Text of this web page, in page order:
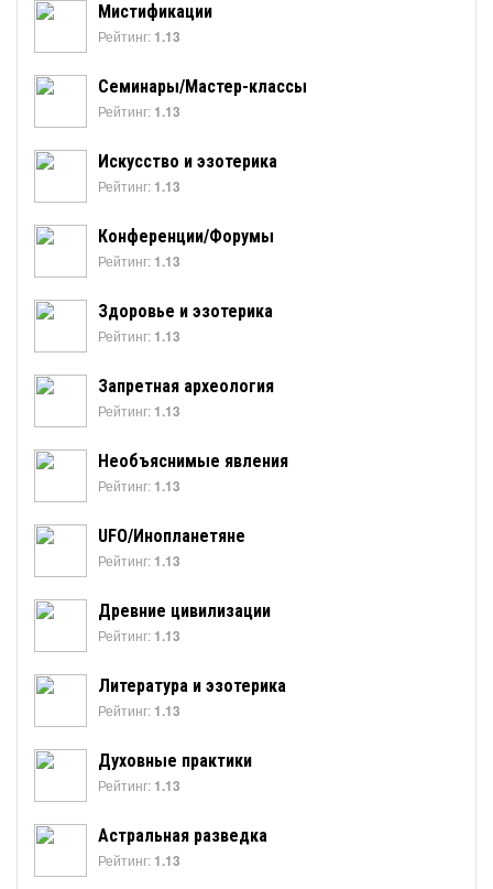
Мистификации
Рейтинг: 1.13
Семинары/Мастер-классы
Рейтинг: 1.13
Искусство и эзотерика
Рейтинг: 1.13
Конференции/Форумы
Рейтинг: 1.13
Здоровье и эзотерика
Рейтинг: 1.13
Запретная археология
Рейтинг: 1.13
Необъяснимые явления
Рейтинг: 1.13
UFO/Инопланетяне
Рейтинг: 1.13
Древние цивилизации
Рейтинг: 1.13
Литература и эзотерика
Рейтинг: 1.13
Духовные практики
Рейтинг: 1.13
Астральная разведка
Рейтинг: 1.13